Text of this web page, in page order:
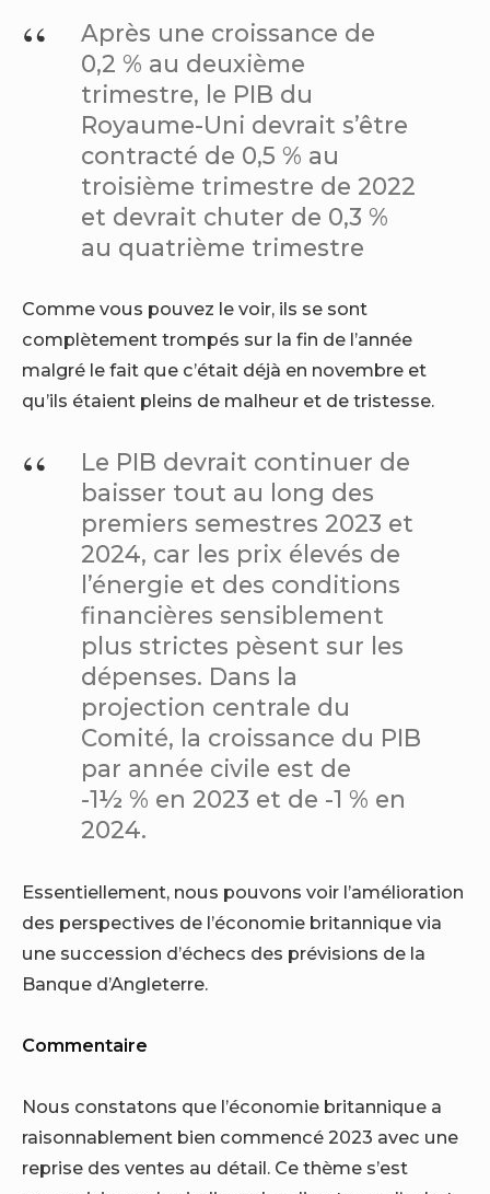
Après une croissance de
0,2 % au deuxième
trimestre, le PIB du
Royaume-Uni devrait s’être
contracté de 0,5 % au
troisième trimestre de 2022
et devrait chuter de 0,3 %
au quatrième trimestre
Comme vous pouvez le voir, ils se sont
complètement trompés sur la fin de l’année
malgré le fait que c’était déjà en novembre et
qu’ils étaient pleins de malheur et de tristesse.
Le PIB devrait continuer de
baisser tout au long des
premiers semestres 2023 et
2024, car les prix élevés de
l’énergie et des conditions
financières sensiblement
plus strictes pèsent sur les
dépenses. Dans la
projection centrale du
Comité, la croissance du PIB
par année civile est de
-1½ % en 2023 et de -1 % en
2024.
Essentiellement, nous pouvons voir l’amélioration
des perspectives de l’économie britannique via
une succession d’échecs des prévisions de la
Banque d’Angleterre.
Commentaire
Nous constatons que l’économie britannique a
raisonnablement bien commencé 2023 avec une
reprise des ventes au détail. Ce thème s’est